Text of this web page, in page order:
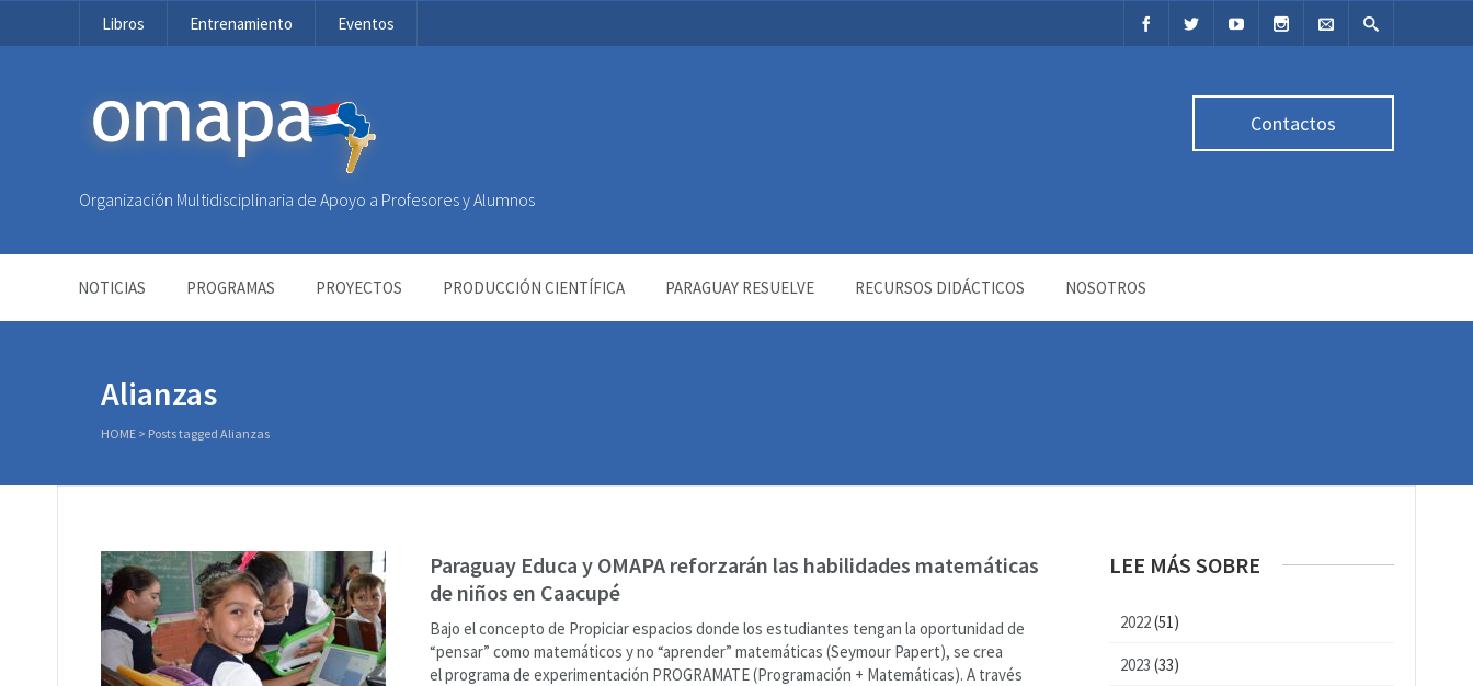
Libros Entrenamiento Eventos
OMAPA
Organización Multidisciplinaria de Apoyo a Profesores y Alumnos
Contactos
NOTICIAS PROGRAMAS PROYECTOS PRODUCCIÓN CIENTÍFICA PARAGUAY RESUELVE RECURSOS DIDÁCTICOS NOSOTROS
Alianzas
HOME > Posts tagged Alianzas
Paraguay Educa y OMAPA reforzarán las habilidades matemáticas
de niños en Caacupé
Bajo el concepto de Propiciar espacios donde los estudiantes tengan la oportunidad de
“pensar” como matemáticos y no “aprender” matemáticas (Seymour Papert), se crea
el programa de experimentación PROGRAMATE (Programación + Matemáticas). A través
LEE MÁS SOBRE
2022(51)
2023 (33)